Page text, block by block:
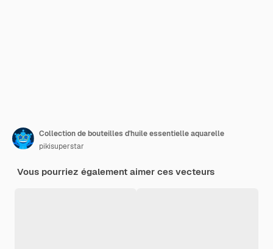
Collection de bouteilles d'huile essentielle aquarelle
pikisuperstar
Vous pourriez également aimer ces vecteurs